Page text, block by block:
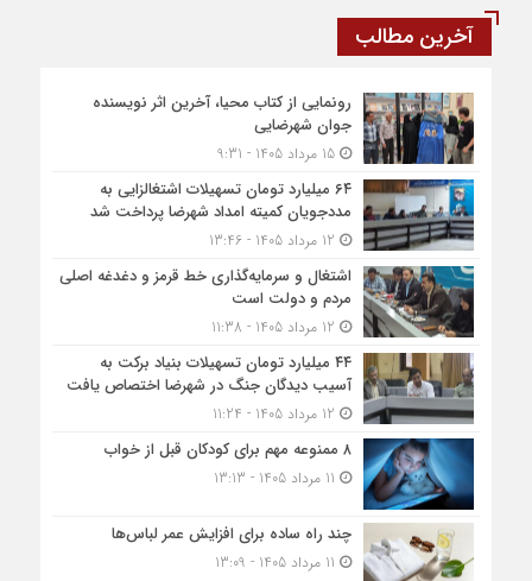
آخرین مطالب
رونمایی از کتاب محیا، آخرین اثر نویسنده
جوان شهرضایی
15 مرداد 1405 - 9:31
۶۴ میلیارد تومان تسهیلات اشتغالزایی به
مددجویان کمیته امداد شهرضا پرداخت شد
اشتغال و سرمایه‌گذاری خط قرمز و دغدغه اصلی
مردم و دولت است
۴۴ میلیارد تومان تسهیلات بنیاد برکت به
آسیب دیدگان جنگ در شهرضا اختصاص یافت
۸ ممنوعه مهم برای کودکان قبل از خواب
چند راه ساده برای افزایش عمر لباس‌ها